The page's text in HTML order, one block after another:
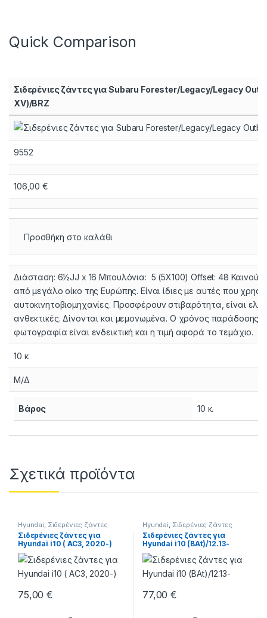
Quick Comparison
Σιδερένιες ζάντες για Subaru Forester/Legacy/Legacy
XV)/BRZ
9552
106,00€
Προσθήκη στο καλάθι
Διάσταση: 6½JJ x 16 Mπουλόνια: 5 (5Χ100) Offset: 48
από μεγάλο οίκο της Ευρώπης. Είναι ίδιες με αυτές που
αυτοκινητοβιομηχανίες. Προσφέρουν στιβαρότητα, είναι
ανθεκτικές. Δίνονται και μεμονωμένα. Ο χρόνος παράδοσης
φωτογραφία είναι ενδεικτική και η τιμή αφορά το τεμάχιο.
10 κ.
Μ/Δ
Βάρος 10 κ.
Σχετικά προϊόντα
Hyundai Σιδερένιες ζάντες
Σιδερένιες ζάντες για
Hyundai i10 ( AC3, 2020-)
75,00€
Hyundai Σιδερένιες ζάντες
Σιδερένιες ζάντες για
Hyundai i10 (BAt)/12.13-
77,00€